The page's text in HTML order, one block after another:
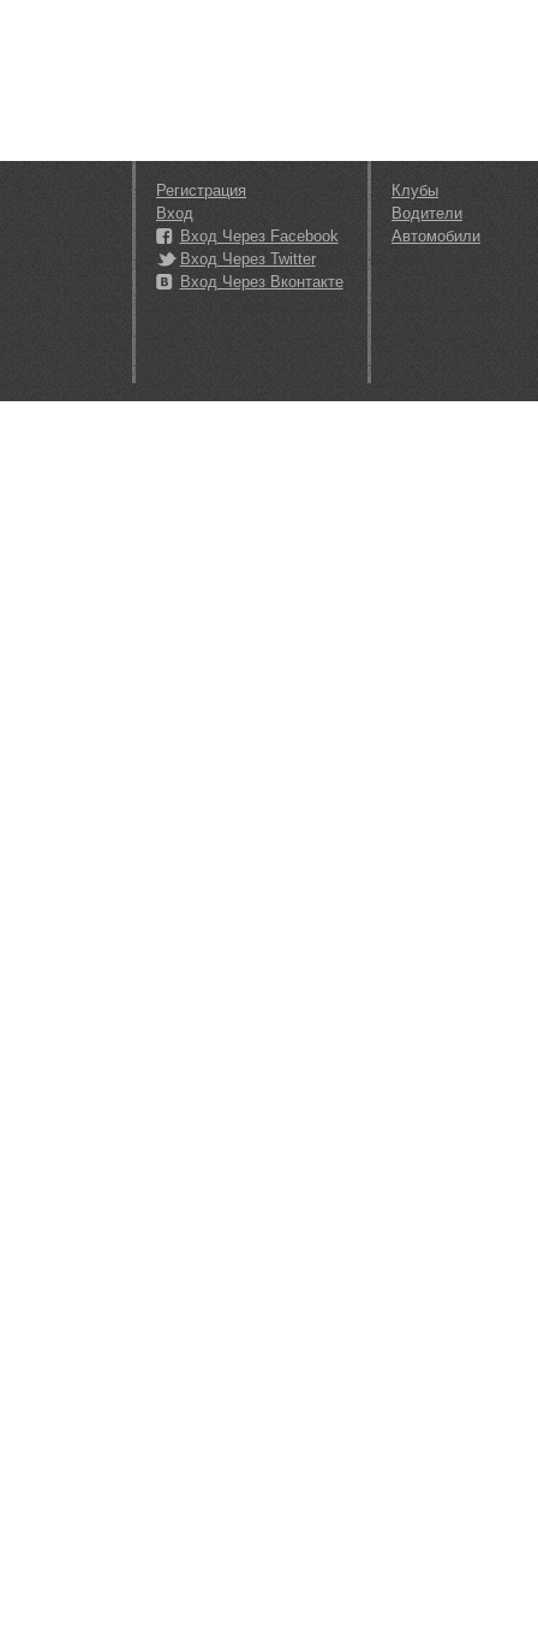
Регистрация
Вход
Вход Через Facebook
Вход Через Twitter
Вход Через Вконтакте
Клубы
Водители
Автомобили